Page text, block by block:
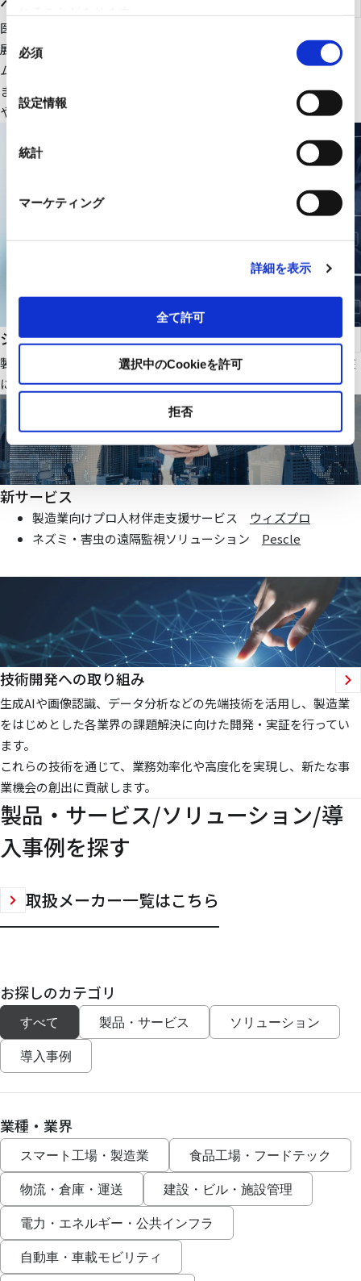
同
意
の
選
択
必須
設定情報
統計
マーケティング
詳細を表示
全て許可
選択中のCookieを許可
拒否
医療ＩＴ・ＤＸ関連のＩＴ機器、大型医療機器周辺設備を中心に
展開。さらにＲＹＯＤＥＮオリジナルの医療画像一元管理システ
ムの販売をはじめ、医療機関の様々な課題解決に貢献します。
また、幅広いパートナーシップで、最適な医療ITソリューション
や機器・設備を提供します。
システムインテグレーション
製造業・ファシリティ分野で当社オリジナルのIoTシステムを基盤
にお客様価値向上に貢献する仕組みを提供いたします
新サービス
製造業向けプロ人材伴走支援サービス ウィズプロ
ネズミ・害虫の遠隔監視ソリューション Pescle
技術開発への取り組み
生成AIや画像認識、データ分析などの先端技術を活用し、製造業
をはじめとした各業界の課題解決に向けた開発・実証を行ってい
ます。
これらの技術を通じて、業務効率化や高度化を実現し、新たな事
業機会の創出に貢献します。
製品・サービス/ソリューション/導
入事例を探す
取扱メーカー一覧はこちら
お探しのカテゴリ
すべて 製品・サービス ソリューション
導入事例
業種・業界
スマート工場・製造業 食品工場・フードテック
物流・倉庫・運送 建設・ビル・施設管理
電力・エネルギー・公共インフラ
自動車・車載モビリティ